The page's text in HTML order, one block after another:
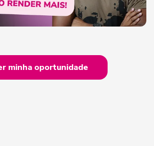
minha oportunidade